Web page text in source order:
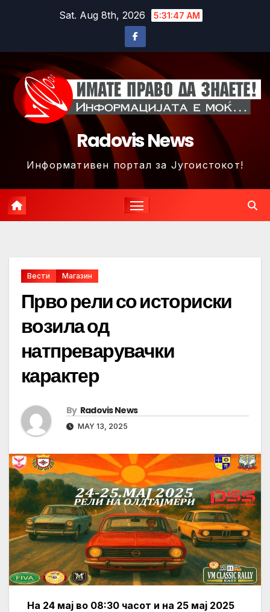
Sat. Aug 8th, 2026 5:31:50 AM
Radovis News
Информативен портал за Југоистокот!
Вести Магазин
Прво рели со историски
возила од
натпреварувачки
карактер
By Radovis News
MAY 13, 2025
На 24 мај во 08:30 часот и на 25 мај 2025